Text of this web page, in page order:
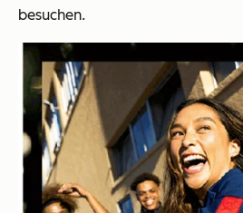
besuchen.